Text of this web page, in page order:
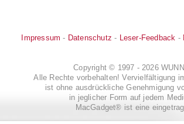
Impressum - Datenschutz - Leser-Feedback -
Copyright © 1997 - 2026
Alle Rechte vorbehalten! Vervielfältigung
ist ohne ausdrückliche Genehmigung
in jeglicher Form auf jedem
MacGadget® ist eine